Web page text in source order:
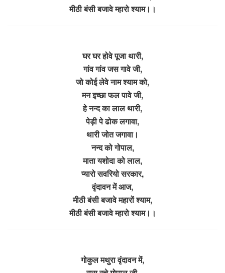
मीठी बंसी बजावे म्हारो श्याम।।
घर घर होवे पूजा थारी,
गांव गांव जस गावे जी,
जो कोई लेवे नाम श्याम को,
मन इच्छा फल पावे जी,
हे नन्द का लाल थारी,
पेड़ी पे ढोक लगावा,
थारी जोत जगावा।
नन्द को गोपाल,
माता यशोदा को लाल,
प्यारो सवरियो सरकार,
वृंदावन में आज,
मीठी बंसी बजावे महारों श्याम,
मीठी बंसी बजावे म्हारो श्याम।।
गोकुल मथुरा वृंदावन में,